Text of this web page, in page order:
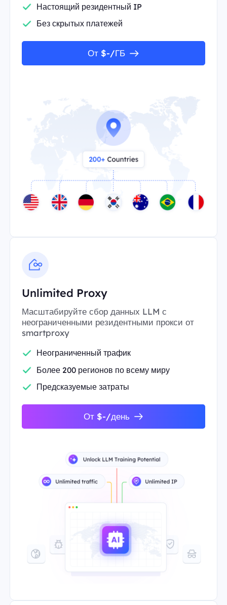
Настоящий резидентный IP
Без скрытых платежей
От $-/ГБ
Unlimited Proxy
Масштабируйте сбор данных LLM с
неограниченными резидентными прокси от
smartproxy
Неограниченный трафик
Более 200 регионов по всему миру
Предсказуемые затраты
От $-/день